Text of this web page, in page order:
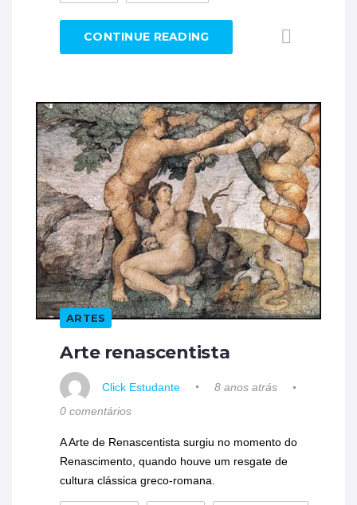
CONTINUE READING
ARTES
Arte renascentista
Click Estudante
8 anos atrás
0 comentários
A Arte de Renascentista surgiu no momento do
Renascimento, quando houve um resgate de
cultura clássica greco-romana.